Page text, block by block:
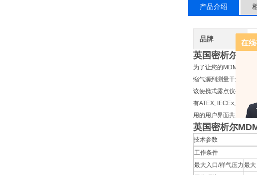
产品介绍
品牌
英国密析尔
为了让您的MDM300或
缩气源到测量干燥出口
该便携式露点仪提供快
有ATEX, IECEx, FM,
用的用户界面共同保证
英国密析尔
技术参数
工作条件
最大入口/样气压力最